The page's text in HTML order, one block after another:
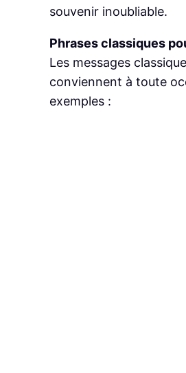
souvenir inoubliable.
Phrases classiques
Les messages
conviennent à toute
exemples :